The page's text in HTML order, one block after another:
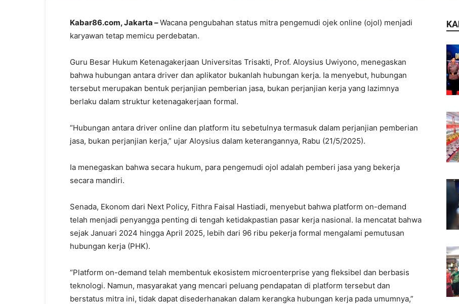
Kabar86.com, Jakarta –Wacana pengubahan status mitra pengemudi ojek online (ojol) menjadi
karyawan tetap memicu perdebatan.
Guru Besar Hukum Ketenagakerjaan Universitas Trisakti, Prof. Aloysius Uwiyono, menegaskan
bahwa hubungan antara driver dan aplikator bukanlah hubungan kerja. Ia menyebut, hubungan
tersebut merupakan bentuk perjanjian pemberian jasa, bukan perjanjian kerja yang lazimnya
berlaku dalam struktur ketenagakerjaan formal.
“Hubungan antara driver online dan platform itu sebetulnya termasuk dalam perjanjian pemberian
jasa, bukan perjanjian kerja,” ujar Aloysius dalam keterangannya, Rabu (21/5/2025).
Ia menegaskan bahwa secara hukum, para pengemudi ojol adalah pemberi jasa yang bekerja
secara mandiri.
Senada, Ekonom dari Next Policy, Fithra Faisal Hastiadi, menyebut bahwa platform on-demand
telah menjadi penyangga penting di tengah ketidakpastian pasar kerja nasional. Ia mencatat bahwa
sejak Januari 2024 hingga April 2025, lebih dari 96 ribu pekerja formal mengalami pemutusan
hubungan kerja (PHK).
“Platform on-demand telah membentuk ekosistem microenterprise yang fleksibel dan berbasis
teknologi. Namun, masyarakat yang mencari peluang pendapatan di platform tersebut dan
berstatus mitra ini, tidak dapat disederhanakan dalam kerangka hubungan kerja pada umumnya,”